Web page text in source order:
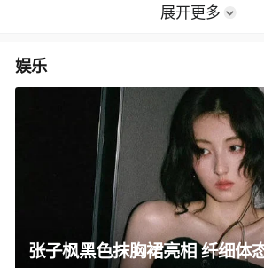
展开更多
娱乐